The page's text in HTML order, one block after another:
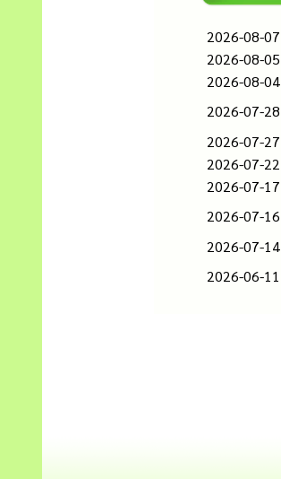
2026-08-07
2026-08-05
2026-08-04
2026-07-28
2026-07-27
2026-07-22
2026-07-17
2026-07-16
2026-07-14
2026-06-11